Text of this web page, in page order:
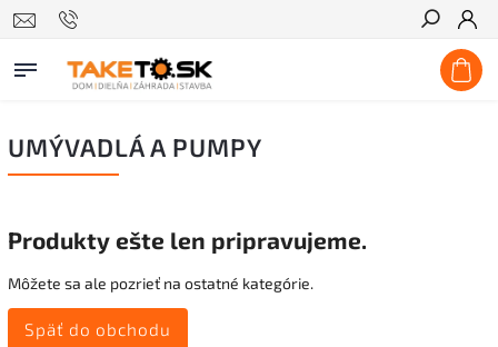
Hľadať
UMÝVADLÁ A PUMPY
Produkty ešte len pripravujeme.
Môžete sa ale pozrieť na ostatné kategórie.
Späť do obchodu